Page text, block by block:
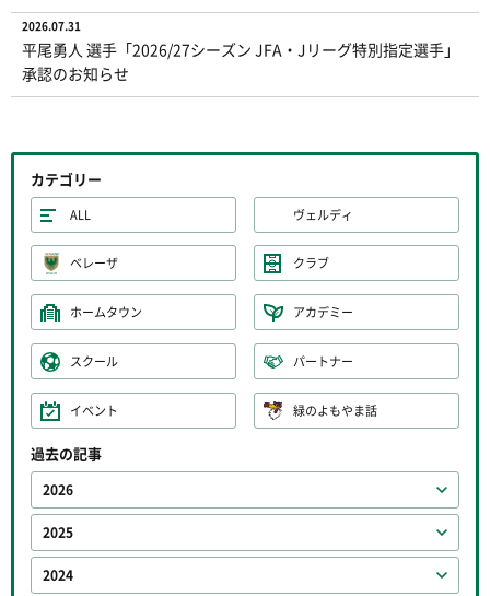
2026.07.31
平尾勇人 選手「2026/27シーズン JFA・Jリーグ特別指定選手」
承認のお知らせ
カテゴリー
ALL ヴェルディ
ベレーザ クラブ
ホームタウン アカデミー
スクール パートナー
イベント 緑のよもやま話
過去の記事
2026
2025
2024